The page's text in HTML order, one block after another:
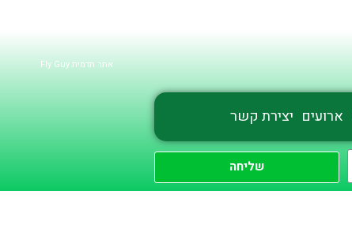
ארועים יצירת קשר
שליחה
אתר תדמית Fly Guy